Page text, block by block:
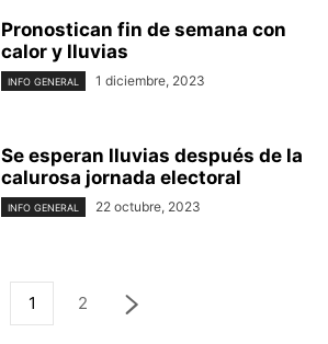
Pronostican fin de semana con
calor y lluvias
INFO GENERAL 1 diciembre, 2023
Se esperan lluvias después de la
calurosa jornada electoral
INFO GENERAL 22 octubre, 2023
1 2